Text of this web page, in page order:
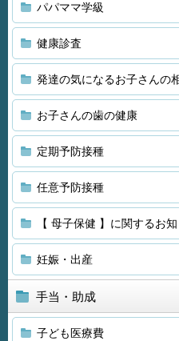
パパママ学級
健康診査
発達の気になるお子さんの
お子さんの歯の健康
定期予防接種
任意予防接種
【 母子保健 】に関するお
妊娠・出産
手当・助成
子ども医療費